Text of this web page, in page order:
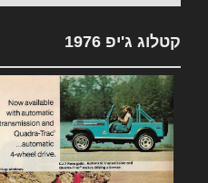
קטלוג ג'יפ 1976